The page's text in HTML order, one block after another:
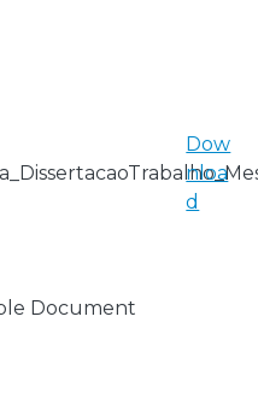
Document
Dow
nloa
d